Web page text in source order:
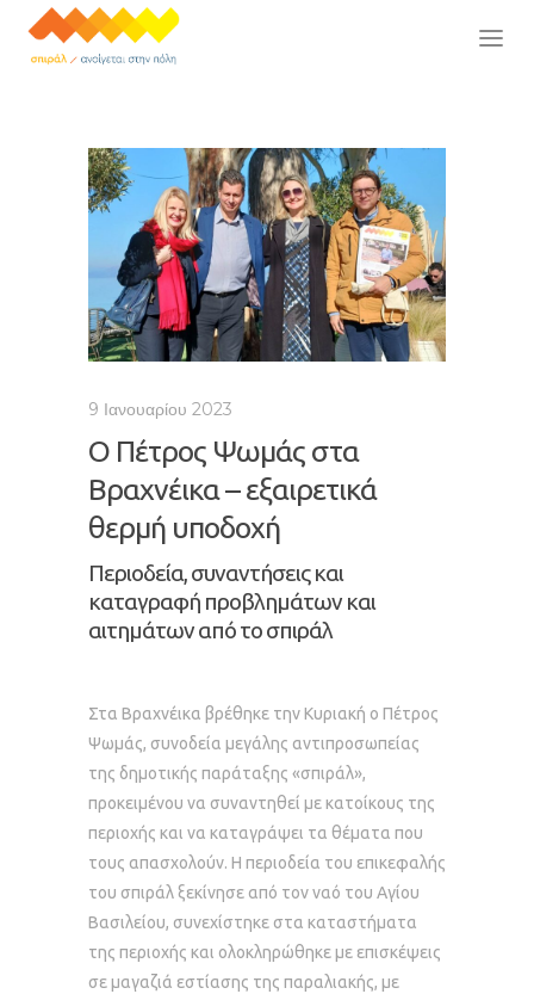
9 Ιανουαρίου 2023
Ο Πέτρος Ψωμάς στα
Βραχνέικα – εξαιρετικά
θερμή υποδοχή
Περιοδεία, συναντήσεις και
καταγραφή προβλημάτων και
αιτημάτων από το σπιράλ
Στα Βραχνέικα βρέθηκε την Κυριακή ο Πέτρος
Ψωμάς, συνοδεία μεγάλης αντιπροσωπείας
της δημοτικής παράταξης «σπιράλ»,
προκειμένου να συναντηθεί με κατοίκους της
περιοχής και να καταγράψει τα θέματα που
τους απασχολούν. Η περιοδεία του επικεφαλής
του σπιράλ ξεκίνησε από τον ναό του Αγίου
Βασιλείου, συνεχίστηκε στα καταστήματα
της περιοχής και ολοκληρώθηκε με επισκέψεις
σε μαγαζιά εστίασης της παραλιακής, με